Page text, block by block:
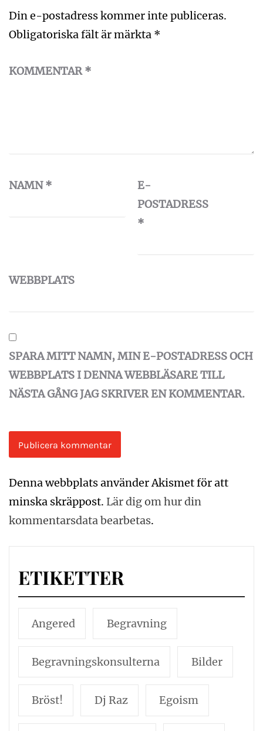
Din e-postadress kommer inte publiceras.
Obligatoriska fält är märkta *
KOMMENTAR*
NAMN*
E-
POSTADRESS
*
WEBBPLATS
SPARA MITT NAMN, MIN E-POSTADRESS OCH
WEBBPLATS I DENNA WEBBLÄSARE TILL
NÄSTA GÅNG JAG SKRIVER EN KOMMENTAR.
Denna webbplats använder Akismet för att
minska skräppost. Lär dig om hur din
kommentarsdata bearbetas.
ETIKETTER
Angered Begravning
Begravningskonsulterna Bilder
Bröst! Dj Raz Egoism